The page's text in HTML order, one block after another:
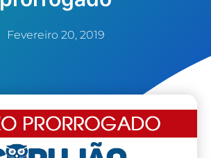
Fevereiro 20, 2019